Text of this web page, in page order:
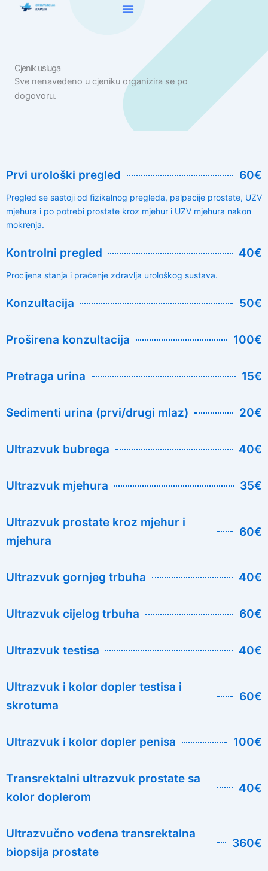
Cjenik usluga
Sve nenavedeno u cjeniku organizira se po
dogovoru.
Prvi urološki pregled 60€
Pregled se sastoji od fizikalnog pregleda, palpacije prostate, UZV
mjehura i po potrebi prostate kroz mjehur i UZV mjehura nakon
mokrenja.
Kontrolni pregled 40€
Procijena stanja i praćenje zdravlja urološkog sustava.
Konzultacija 50€
Proširena konzultacija 100€
Pretraga urina 15€
Sedimenti urina (prvi/drugi mlaz) 20€
Ultrazvuk bubrega 40€
Ultrazvuk mjehura 35€
Ultrazvuk prostate kroz mjehur i
mjehura
60€
Ultrazvuk gornjeg trbuha 40€
Ultrazvuk cijelog trbuha 60€
Ultrazvuk testisa 40€
Ultrazvuk i kolor dopler testisa i
skrotuma
60€
Ultrazvuk i kolor dopler penisa 100€
Transrektalni ultrazvuk prostate sa
kolor doplerom
40€
Ultrazvučno vođena transrektalna
biopsija prostate
360€